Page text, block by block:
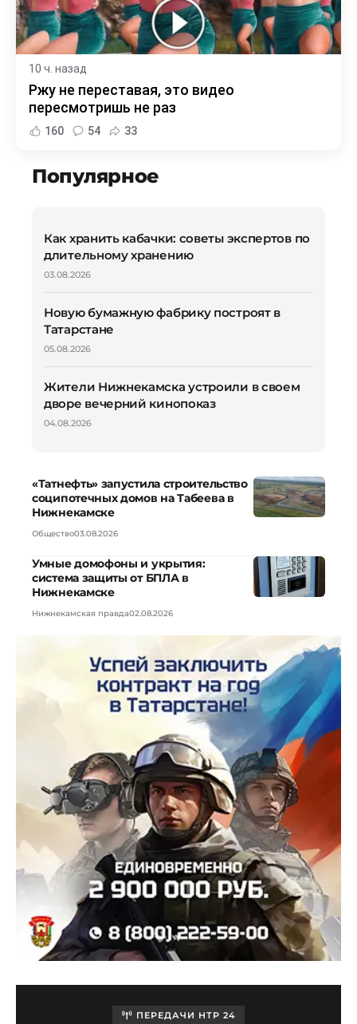
10 ч. назад
Ржу не переставая, это видео
пересмотришь не раз
160 54 33
Популярное
Как хранить кабачки: советы экспертов по
длительному хранению
03.08.2026
Новую бумажную фабрику построят в
Татарстане
05.08.2026
Жители Нижнекамска устроили в своем
дворе вечерний кинопоказ
04.08.2026
«Татнефть» запустила строительство
соципотечных домов на Табеева в
Нижнекамске
Общество03.08.2026
Умные домофоны и укрытия:
система защиты от БПЛА в
Нижнекамске
Нижнекамская правда02.08.2026
ПЕРЕДАЧИ НТР 24